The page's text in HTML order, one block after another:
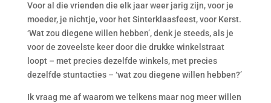
Voor al die vrienden die elk jaar weer jarig zijn, voor je
moeder, je nichtje, voor het Sinterklaasfeest, voor Kerst.
‘Wat zou diegene willen hebben’, denk je steeds, als je
voor de zoveelste keer door die drukke winkelstraat
loopt – met precies dezelfde winkels, met precies
dezelfde stuntacties – ‘wat zou diegene willen hebben?’
Ik vraag me af waarom we telkens maar nog meer willen